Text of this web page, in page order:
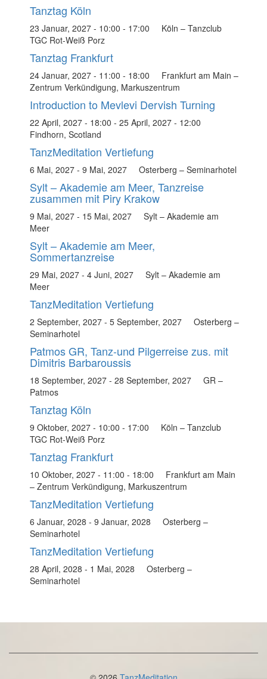
Tanztag Köln
23 Januar, 2027 - 10:00 - 17:00
Köln – Tanzclub
TGC Rot-Weiß Porz
Tanztag Frankfurt
24 Januar, 2027 - 11:00 - 18:00
Frankfurt am Main –
Zentrum Verkündigung, Markuszentrum
Introduction to Mevlevi Dervish Turning
22 April, 2027 - 18:00 - 25 April, 2027 - 12:00
Findhorn, Scotland
TanzMeditation Vertiefung
6 Mai, 2027 - 9 Mai, 2027 Osterberg – Seminarhotel
Sylt – Akademie am Meer, Tanzreise
zusammen mit Piry Krakow
9 Mai, 2027 - 15 Mai, 2027
Sylt – Akademie am
Meer
Sylt – Akademie am Meer,
Sommertanzreise
29 Mai, 2027 - 4 Juni, 2027
Sylt – Akademie am
Meer
TanzMeditation Vertiefung
2 September, 2027 - 5 September, 2027
Osterberg –
Seminarhotel
Patmos GR, Tanz-und Pilgerreise zus. mit
Dimitris Barbaroussis
18 September, 2027 - 28 September, 2027
GR –
Patmos
Tanztag Köln
9 Oktober, 2027 - 10:00 - 17:00
Köln – Tanzclub
TGC Rot-Weiß Porz
Tanztag Frankfurt
10 Oktober, 2027 - 11:00 - 18:00
Frankfurt am Main
– Zentrum Verkündigung, Markuszentrum
TanzMeditation Vertiefung
6 Januar, 2028 - 9 Januar, 2028
Osterberg –
Seminarhotel
TanzMeditation Vertiefung
28 April, 2028 - 1 Mai, 2028
Osterberg –
Seminarhotel